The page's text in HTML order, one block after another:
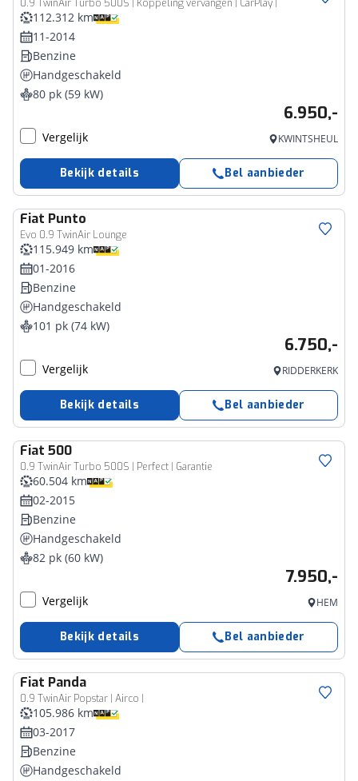
0.9 TwinAir Turbo 500S | Koppeling vervangen | CarPlay |
112.312 km
11-2014
Benzine
Handgeschakeld
80 pk (59 kW)
6.950,-
Vergelijk KWINTSHEUL
Bekijk details Bel aanbieder
Fiat Punto
Evo 0.9 TwinAir Lounge
115.949 km
01-2016
Benzine
Handgeschakeld
101 pk (74 kW)
6.750,-
Vergelijk RIDDERKERK
Bekijk details Bel aanbieder
Fiat 500
0.9 TwinAir Turbo 500S | Perfect | Garantie
60.504 km
02-2015
Benzine
Handgeschakeld
82 pk (60 kW)
7.950,-
Vergelijk HEM
Bekijk details Bel aanbieder
Fiat Panda
0.9 TwinAir Popstar | Airco |
105.986 km
03-2017
Benzine
Handgeschakeld